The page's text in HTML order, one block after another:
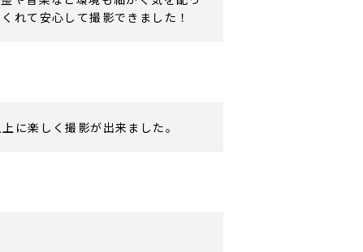
れて安心して撮影できました！
に楽しく撮影が出来ました。